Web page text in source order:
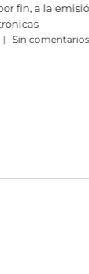
grave en
electrónico